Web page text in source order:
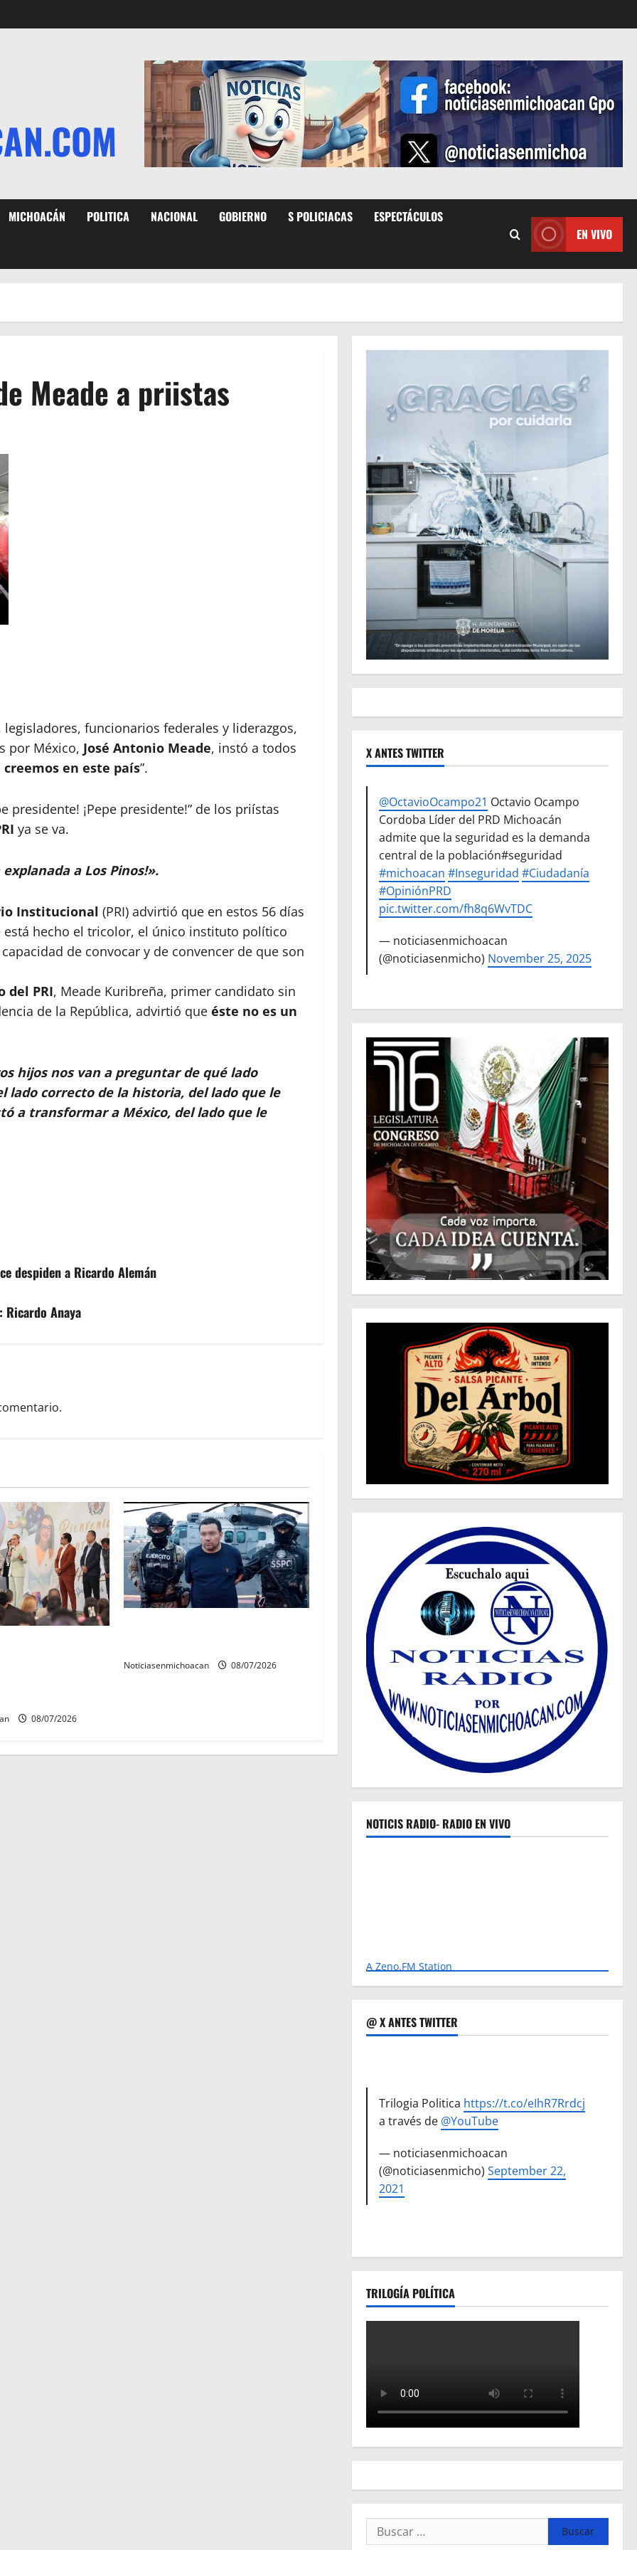
MICHOACÁN POLITICA NACIONAL GOBIERNO S POLICIACAS ESPECTÁCULOS
EN VIVO
Meade a priistas
funcionarios federales y liderazgos,
por México, José Antonio Meade, instó a todos
en este país”.
presidente! ¡Pepe presidente!” de los priístas
ya se va.
a Los Pinos!».
Institucional (PRI) advirtió que en estos 56 días
hecho el tricolor, el único instituto político
de convocar y de convencer de que son
del PRI, Meade Kuribreña, primer candidato sin
de la República, advirtió que éste no es un
hijos nos van a preguntar de qué lado
lado correcto de la historia, del lado que le
a transformar a México, del lado que le
despiden a Ricardo Alemán
Anaya
08/07/2026
Noticiasenmichoacan 08/07/2026
X ANTES TWITTER
@OctavioOcampo21 Octavio Ocampo
Cordoba Líder del PRD Michoacán
admite que la seguridad es la demanda
central de la población#seguridad
#michoacan #Inseguridad #Ciudadanía
#OpiniónPRD
pic.twitter.com/fh8q6WvTDC
— noticiasenmichoacan
(@noticiasenmicho) November 25, 2025
NOTICIS RADIO- RADIO EN VIVO
A Zeno.FM Station
@ X ANTES TWITTER
Trilogia Politica https://t.co/eIhR7Rrdcj
a través de @YouTube
— noticiasenmichoacan
(@noticiasenmicho)September 22,
2021
TRILOGÍA POLÍTICA
Buscar: